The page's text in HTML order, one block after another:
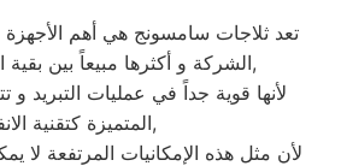
تعد ثلاجات سامسونج هي أهم الأجهزة
الشركة و أكثرها مبيعاً بين بقية المنتجات الأخرى,
لأنها قوية جداً في عمليات التبريد
المتميزة كتقنية الانفلتر,
لأن مثل هذه الإمكانيات المرتفعة لا